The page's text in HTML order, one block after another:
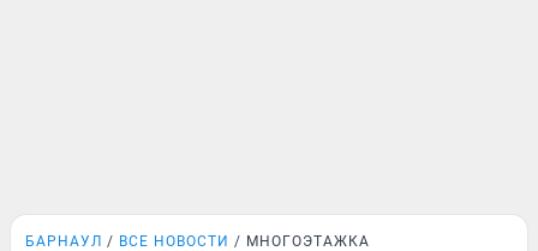
БАРНАУЛ ВСЕ НОВОСТИ МНОГОЭТАЖКА